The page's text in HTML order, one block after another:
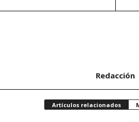
Redacción
Artículos relacionados